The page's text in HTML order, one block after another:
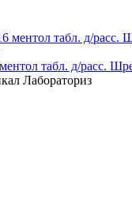
табл. д/расс.
Лабораториз